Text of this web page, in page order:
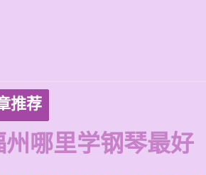
推荐
州哪里学钢琴最好